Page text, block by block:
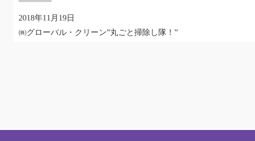
2018年11月19日
㈱グローバル・クリーン”丸ごと掃除し隊！”